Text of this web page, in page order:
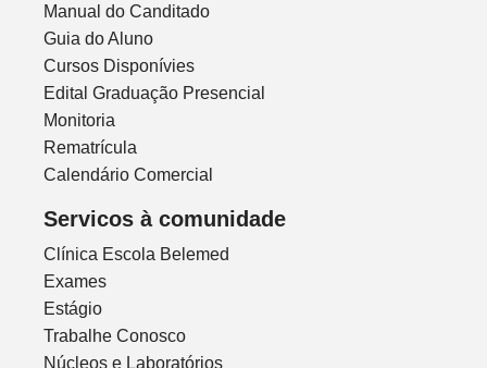
Manual do Canditado
Guia do Aluno
Cursos Disponívies
Edital Graduação Presencial
Monitoria
Rematrícula
Calendário Comercial
Servicos à comunidade
Clínica Escola Belemed
Exames
Estágio
Trabalhe Conosco
Núcleos e Laboratórios